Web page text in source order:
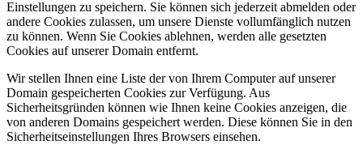
Einstellungen zu speichern. Sie können sich jederzeit abmelden oder
andere Cookies zulassen, um unsere Dienste vollumfänglich nutzen
zu können. Wenn Sie Cookies ablehnen, werden alle gesetzten
Cookies auf unserer Domain entfernt.
Wir stellen Ihnen eine Liste der von Ihrem Computer auf unserer
Domain gespeicherten Cookies zur Verfügung. Aus
Sicherheitsgründen können wie Ihnen keine Cookies anzeigen, die
von anderen Domains gespeichert werden. Diese können Sie in den
Sicherheitseinstellungen Ihres Browsers einsehen.